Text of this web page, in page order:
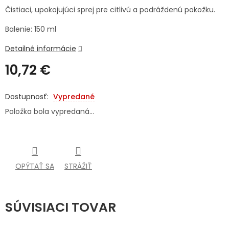
LIEKY
VETERINA
Prihlásenie
10,72 €
cena:
Vypredané
Položka bola vypredaná…
Čistiaci, upokojujúci sprej pre citlivú a podráždenú pokožku.
Balenie: 150 ml
Detailné informácie
OPÝTAŤ SA STRÁŽIŤ
SÚVISIACI TOVAR